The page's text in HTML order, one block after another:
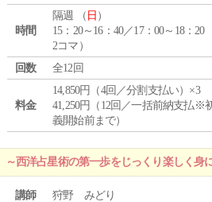
時間
隔週 （ 日 ）
15：20～16：40／17：00～18：20
2コマ）
回数
全12回
料金
14,850円（4回／分割支払い）×3
41,250円（12回／一括前納支払※
義開始前まで）
西洋占星術の第一歩をじっくり楽しく身
講師 狩野 みどり